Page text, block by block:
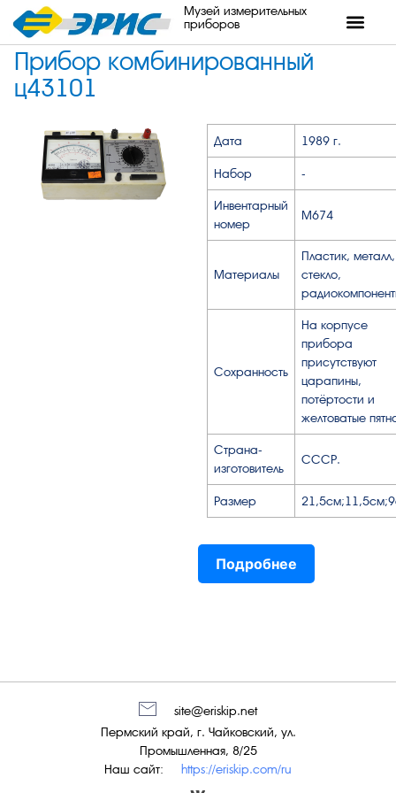
Музей измерительных
приборов
Прибор комбинированный
ц43101
Дата 1989 г.
Набор -
Инвентарный
номер
М674
Материалы
Пластик, металл,
стекло,
Сохранность
На корпусе
прибора
присутствуют
царапины,
потёртости и
желтоватые
Страна-
изготовитель
СССР.
Размер
Подробнее
Наш сайт: https://eriskip.com/ru
Пермский край, г. Чайковский, ул.
Промышленная, 8/25
site@eriskip.net